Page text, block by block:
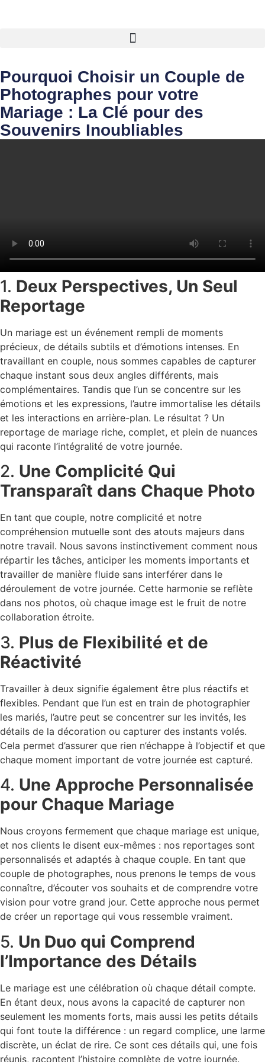
Pourquoi Choisir un Couple de
Photographes pour votre
Mariage : La Clé pour des
Souvenirs Inoubliables
1. Deux Perspectives, Un Seul
Reportage
Un mariage est un événement rempli de moments
précieux, de détails subtils et d’émotions intenses. En
travaillant en couple, nous sommes capables de capturer
chaque instant sous deux angles différents, mais
complémentaires. Tandis que l’un se concentre sur les
émotions et les expressions, l’autre immortalise les détails
et les interactions en arrière-plan. Le résultat ? Un
reportage de mariage riche, complet, et plein de nuances
qui raconte l’intégralité de votre journée.
2. Une Complicité Qui
Transparaît dans Chaque Photo
En tant que couple, notre complicité et notre
compréhension mutuelle sont des atouts majeurs dans
notre travail. Nous savons instinctivement comment nous
répartir les tâches, anticiper les moments importants et
travailler de manière fluide sans interférer dans le
déroulement de votre journée. Cette harmonie se reflète
dans nos photos, où chaque image est le fruit de notre
collaboration étroite.
3. Plus de Flexibilité et de
Réactivité
Travailler à deux signifie également être plus réactifs et
flexibles. Pendant que l’un est en train de photographier
les mariés, l’autre peut se concentrer sur les invités, les
détails de la décoration ou capturer des instants volés.
Cela permet d’assurer que rien n’échappe à l’objectif et que
chaque moment important de votre journée est capturé.
4. Une Approche Personnalisée
pour Chaque Mariage
Nous croyons fermement que chaque mariage est unique,
et nos clients le disent eux-mêmes : nos reportages sont
personnalisés et adaptés à chaque couple. En tant que
couple de photographes, nous prenons le temps de vous
connaître, d’écouter vos souhaits et de comprendre votre
vision pour votre grand jour. Cette approche nous permet
de créer un reportage qui vous ressemble vraiment.
5. Un Duo qui Comprend
l’Importance des Détails
Le mariage est une célébration où chaque détail compte.
En étant deux, nous avons la capacité de capturer non
seulement les moments forts, mais aussi les petits détails
qui font toute la différence : un regard complice, une larme
discrète, un éclat de rire. Ce sont ces détails qui, une fois
réunis, racontent l’histoire complète de votre journée.